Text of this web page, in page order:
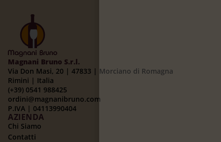
Magnani Bruno S.r.l.
Via Don Masi, 20 | 47833 | Morciano di Romagna
Rimini | Italia
(+39) 0541 988425
ordini@magnanibruno.com
P.IVA | 04113990404
AZIENDA
Chi Siamo
Contatti